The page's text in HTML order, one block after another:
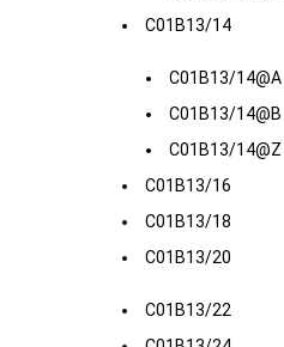
C01B13/14
C01B13/14@A
C01B13/14@B
C01B13/14@Z
C01B13/16
C01B13/18
C01B13/20
C01B13/22